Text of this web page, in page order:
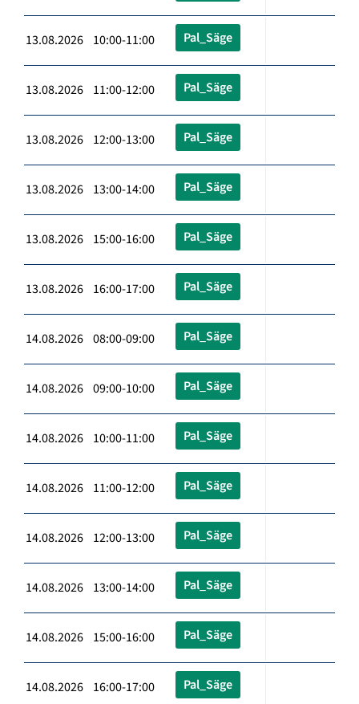
13.08.2026 10:00-11:00 Pal_Säge
13.08.2026 11:00-12:00 Pal_Säge
13.08.2026 12:00-13:00 Pal_Säge
13.08.2026 13:00-14:00 Pal_Säge
13.08.2026 15:00-16:00 Pal_Säge
13.08.2026 16:00-17:00 Pal_Säge
14.08.2026 08:00-09:00 Pal_Säge
14.08.2026 09:00-10:00 Pal_Säge
14.08.2026 10:00-11:00 Pal_Säge
14.08.2026 11:00-12:00 Pal_Säge
14.08.2026 12:00-13:00 Pal_Säge
14.08.2026 13:00-14:00 Pal_Säge
14.08.2026 15:00-16:00 Pal_Säge
14.08.2026 16:00-17:00 Pal_Säge